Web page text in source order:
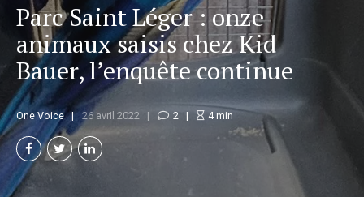
Parc Saint Léger : onze
animaux saisis chez Kid
Bauer, l’enquête continue
One Voice 26 avril 2022 2 4min